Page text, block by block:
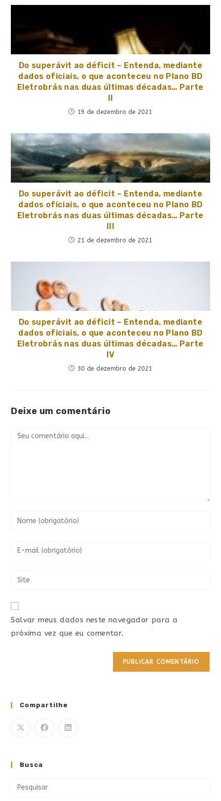
Do superávit ao déficit – Entenda, mediante
dados oficiais, o que aconteceu no Plano BD
Eletrobrás nas duas últimas décadas… Parte
II
19 de dezembro de 2021
Do superávit ao déficit – Entenda, mediante
dados oficiais, o que aconteceu no Plano BD
Eletrobrás nas duas últimas décadas… Parte
III
21 de dezembro de 2021
Do superávit ao déficit – Entenda, mediante
dados oficiais, o que aconteceu no Plano BD
Eletrobrás nas duas últimas décadas… Parte
IV
30 de dezembro de 2021
Deixe um comentário
Salvar meus dados neste navegador para a
próxima vez que eu comentar.
Compartilhe
Busca